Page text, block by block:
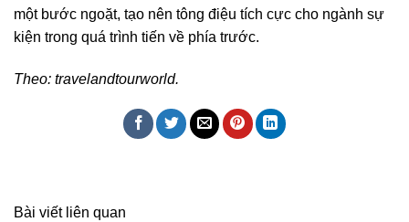
một bước ngoặt, tạo nên tông điệu tích cực cho ngành sự
kiện trong quá trình tiến về phía trước.
Theo: travelandtourworld.
Bài viết liên quan